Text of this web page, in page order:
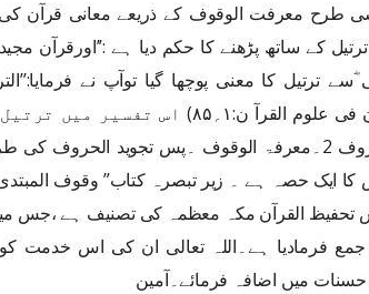
طرح معرفت الوقوف کے ذریعے معانی قرآن کی
کے ساتھ پڑھنے کا حکم دیا ہے :’’اورقرآن
سیدنا علی ؓسے ترتیل کا معنی پوچھا گیا توآپ نے
ومعرفۃ الوقوف‘‘(الإتقان فی علوم القرآ
گئے ہیں 1۔تجوید الحروف 2۔معرفۃ الوقوف ۔پس تجوید
کا ایک حصہ ہے ۔ زیر تبصرہ کتاب” وقوف
القرآن مکہ معظمہ کی تصنیف ہے ،جس
فرمادیا ہے۔اللہ تعالی ان کی اس خدمت کو
حسنات میں اضافہ فرمائے۔آمین